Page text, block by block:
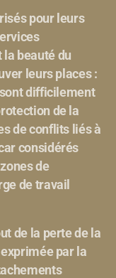
pour leurs
beauté du
leurs places :
difficilement
de la
de conflits liés à
considérés
de
de travail
de la perte de la
par la